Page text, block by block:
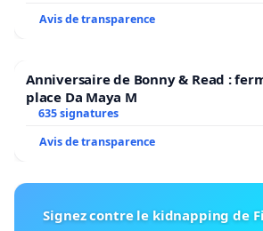
Avis de transparence
Anniversaire de Bonny & Read :
place Da Maya M
635 signatures
Avis de transparence
Signez contre le kidnapping de